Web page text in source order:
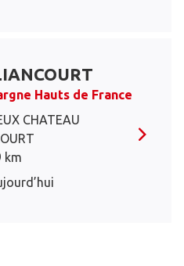
Hauts de France
CHATEAU
km